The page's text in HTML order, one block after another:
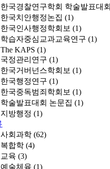
한국경찰연구학회 학술발표대회
한국치안행정논집 (1)
한국인사행정학회보 (1)
학습자중심교과교육연구 (1)
The KAPS (1)
국정관리연구 (1)
한국거버넌스학회보 (1)
한국행정연구 (1)
한국중독범죄학회보 (1)
학술발표대회 논문집 (1)
지방행정 (1)
사회과학 (62)
복합학 (4)
교육 (3)
예술체육 (1)